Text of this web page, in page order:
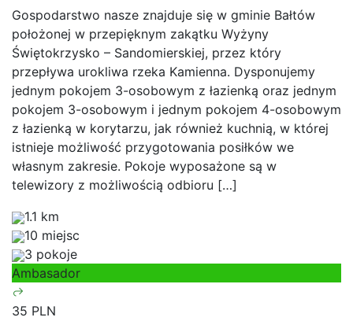
Gospodarstwo nasze znajduje się w gminie Bałtów
położonej w przepięknym zakątku Wyżyny
Świętokrzysko – Sandomierskiej, przez który
przepływa urokliwa rzeka Kamienna. Dysponujemy
jednym pokojem 3-osobowym z łazienką oraz jednym
pokojem 3-osobowym i jednym pokojem 4-osobowym
z łazienką w korytarzu, jak również kuchnią, w której
istnieje możliwość przygotowania posiłków we
własnym zakresie. Pokoje wyposażone są w
telewizory z możliwością odbioru […]
1.1 km
10 miejsc
3 pokoje
Ambasador
35 PLN